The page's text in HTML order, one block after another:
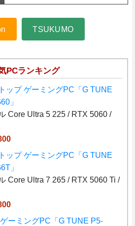
TSUKUMO
PCランキング
ップ ゲーミングPC「G TUNE
」
Core Ultra 5 225 / RTX 5060 /
ップ ゲーミングPC「G TUNE
」
Core Ultra 7 265 / RTX 5060 Ti /
ーミングPC「G TUNE P5-